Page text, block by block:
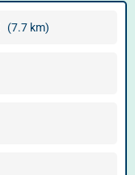
(7.7 km)